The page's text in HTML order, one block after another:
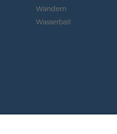
Wandern
Wasserball